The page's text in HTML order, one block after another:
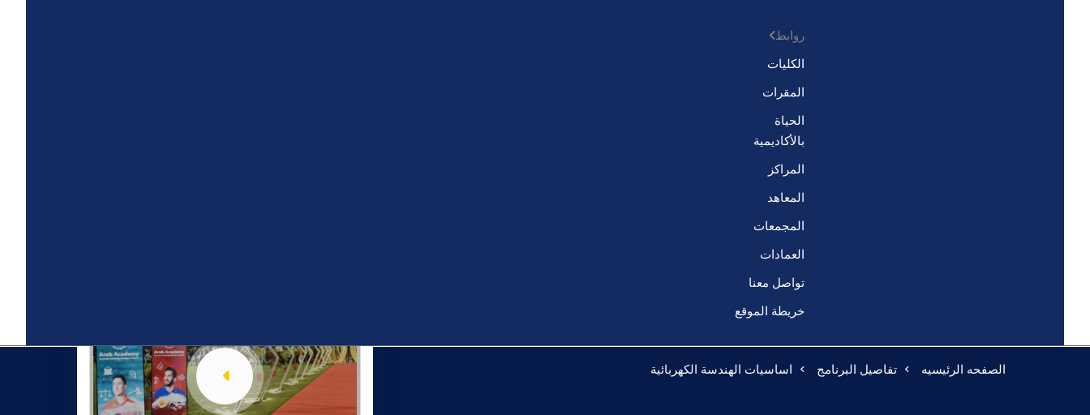
روابط
الكليات
المقرات
الحياة
بالأكاديمية
المراكز
المعاهد
المجمعات
العمادات
تواصل معنا
خريطة الموقع
الصفحه الرئيسيه تفاصيل البرنامج اساسيات الهندسة الكهربائية